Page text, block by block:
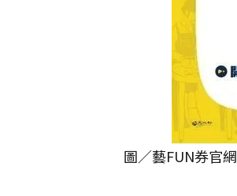
圖／藝FUN券官網